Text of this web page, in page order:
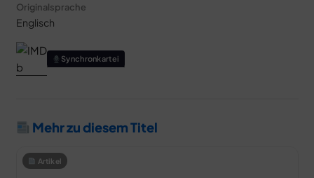
Originalsprache
Englisch
Synchronkartei
Mehr zu diesem Titel
Artikel